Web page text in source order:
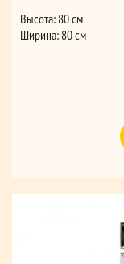
Высота: 80 см
Ширина: 80 см